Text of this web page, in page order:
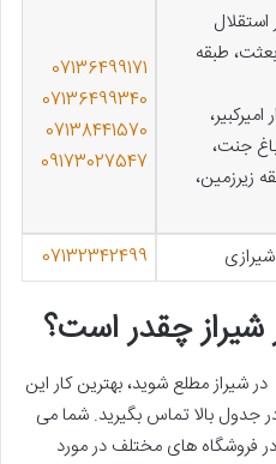
استقلال
طبقه
امیرکبیر،
جنت،
زیرزمین،
07136499171
07136499340
07138441570
09173027547
شیرازی 07132342499
چقدر است؟
شیراز مطلع شوید، بهترین کار این
جدول بالا تماس بگیرید. شما می
فروشگاه های مختلف در مورد